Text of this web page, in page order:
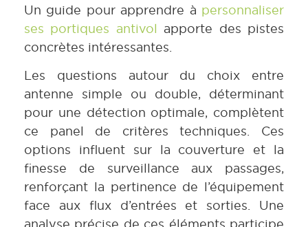
Un guide pour apprendre à personnaliser
ses portiques antivol apporte des pistes
concrètes intéressantes.
Les questions autour du choix entre
antenne simple ou double, déterminant
pour une détection optimale, complètent
ce panel de critères techniques. Ces
options influent sur la couverture et la
finesse de surveillance aux passages,
renforçant la pertinence de l’équipement
face aux flux d’entrées et sorties. Une